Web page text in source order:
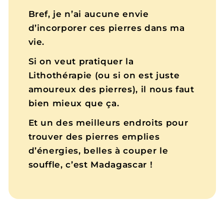
Bref, je n’ai aucune envie
d’incorporer ces pierres dans ma
vie.
Si on veut pratiquer la
Lithothérapie (ou si on est juste
amoureux des pierres), il nous faut
bien mieux que ça.
Et un des meilleurs endroits pour
trouver des pierres emplies
d’énergies, belles à couper le
souffle, c’est Madagascar !